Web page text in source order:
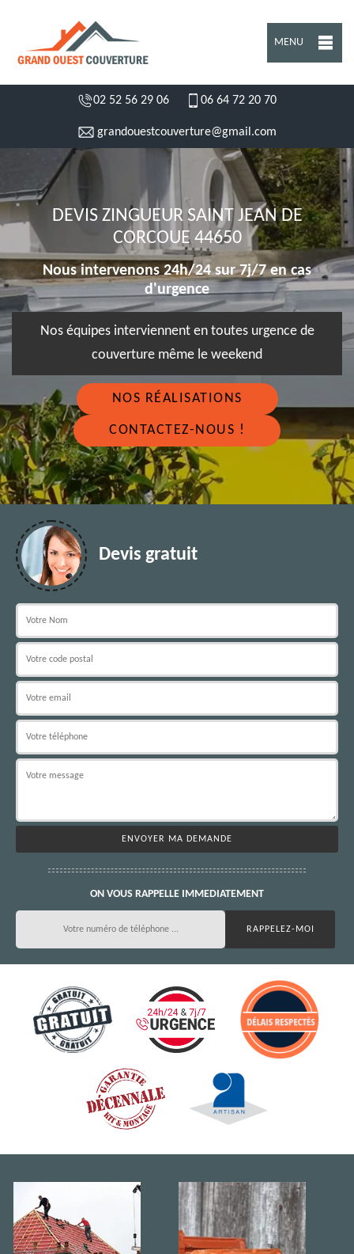
MENU
02 52 56 29 06 06 64 72 20 70
grandouestcouverture@gmail.com
DEVIS ZINGUEUR SAINT JEAN DE
CORCOUE 44650
Nous intervenons 24h/24 sur 7j/7 en cas
d'urgence
Nos équipes interviennent en toutes urgence de
couverture même le weekend
NOS RÉALISATIONS
CONTACTEZ-NOUS !
Devis gratuit
ON VOUS RAPPELLE IMMEDIATEMENT